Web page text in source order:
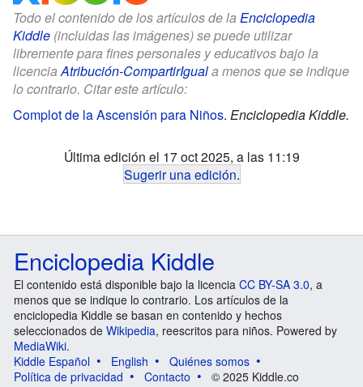
Todo el contenido de los artículos de la Enciclopedia
Kiddle (incluidas las imágenes) se puede utilizar
libremente para fines personales y educativos bajo la
licenciaAtribución-CompartirIguala menos que se indique
lo contrario. Citar este artículo:
Complot de la Ascensión para Niños. Enciclopedia Kiddle.
Última edición el 17 oct 2025, a las 11:19
Sugerir una edición.
Enciclopedia Kiddle
El contenido está disponible bajo la licencia CC BY-SA 3.0, a
menos que se indique lo contrario. Los artículos de la
enciclopedia Kiddle se basan en contenido y hechos
seleccionados de Wikipedia, reescritos para niños. Powered by
MediaWiki.
Kiddle Español
English
Quiénes somos
Política de privacidad
Contacto © 2025 Kiddle.co